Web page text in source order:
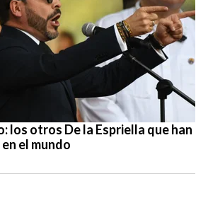
los otros De la Espriella que han
el mundo